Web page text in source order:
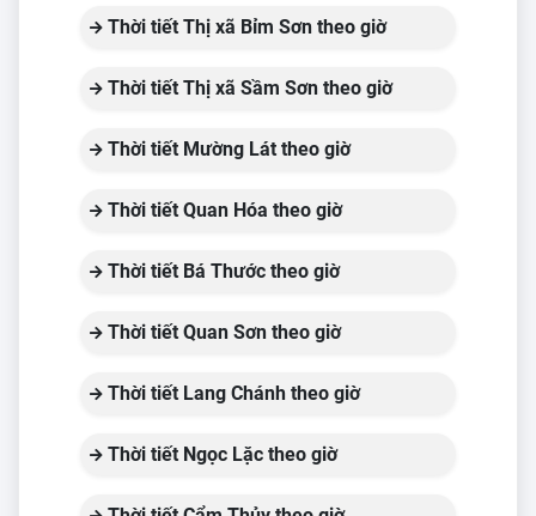
Thời tiết Thị xã Bỉm Sơn theo giờ
Thời tiết Thị xã Sầm Sơn theo giờ
Thời tiết Mường Lát theo giờ
Thời tiết Quan Hóa theo giờ
Thời tiết Bá Thước theo giờ
Thời tiết Quan Sơn theo giờ
Thời tiết Lang Chánh theo giờ
Thời tiết Ngọc Lặc theo giờ